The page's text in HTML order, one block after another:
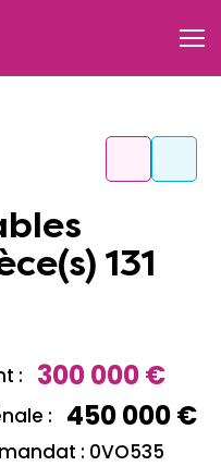
131
: 300 000 €
: 450 000 €
: 0VO535